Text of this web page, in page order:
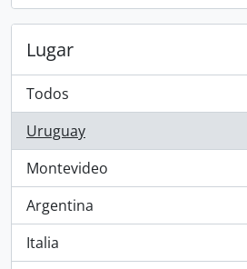
Lugar
Todos
Uruguay
, 827 resultados
Montevideo
, 703 resultados
Argentina
, 12 resultados
Italia
, 9 resultados